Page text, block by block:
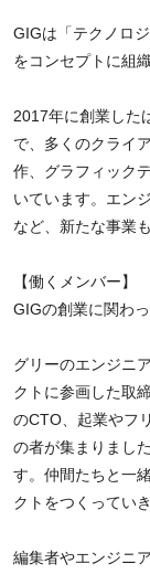
GIGは「テクノロ
をコンセプトに組
2017年に創業した
で、多くのクライ
作、グラフィック
いています。エン
など、新たな事業
【働くメンバー】
GIGの創業に関わ
グリーのエンジニ
クトに参画した取
のCTO、起業やフ
の者が集まりまし
す。仲間たちと一
クトをつくってい
編集者やエンジニ